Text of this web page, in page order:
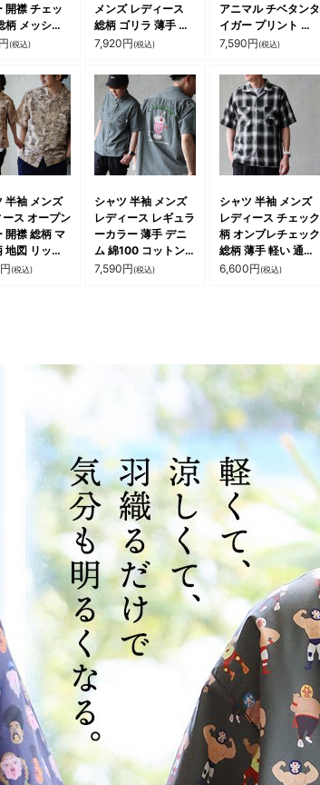
開襟 チェッ
柄 メッシュ
気性 軽い 涼
大きいサイズ
アル パティ
円(税込)
メンズ レディース
総柄 ゴリラ 薄手 通
気性 軽い 涼しい シ
大きいサイズ カジュ
アル 夏 パティ
7,920円(税込)
アニマル チベタンタ
イガー プリント 薄
手 軽い 重ね着 ゆっ
カジュアル パティ
7,590円(税込)
半袖 メンズ
ース オープン
開襟 総柄 マ
地図 リップ
薄手 重ね
円(税込)
シャツ 半袖 メンズ
レディース レギュラ
ーカラー 薄手 デニ
ム 綿100 コットン
ヒッコリー 刺繍 ク
7,590円(税込)
シャツ 半袖 メンズ
レディース チェック
柄 オンブレチェック
総柄 薄手 軽い 通気
性 涼しい 重ね着 ゆ
6,600円(税込)